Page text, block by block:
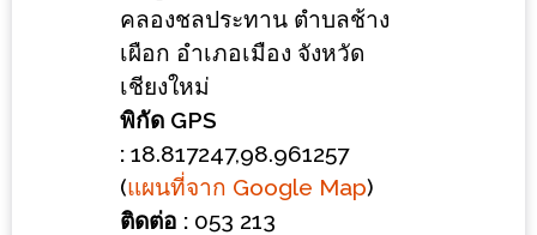
16
ร้าน
อร่อย
ที่
ต้อง
มา
ลอง
คลองชลประทาน ตำบลช้าง
เผือก อำเภอเมือง จังหวัด
เชียงใหม่
พิกัด GPS
: 18.817247,98.961257
(แผนที่จาก Google Map)
ติดต่อ : 053 213